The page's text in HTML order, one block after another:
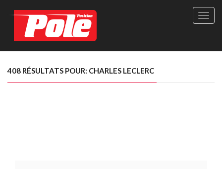
Site
Le
408 RÉSULTATS POUR: CHARLES LECLERC